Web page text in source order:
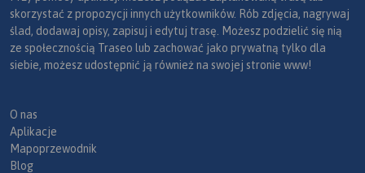
skorzystać z propozycji innych użytkowników. Rób zdjęcia, nagrywaj
ślad, dodawaj opisy, zapisuj i edytuj trasę. Możesz podzielić się nią
ze społecznością Traseo lub zachować jako prywatną tylko dla
siebie, możesz udostępnić ją również na swojej stronie www!
O nas
Aplikacje
Mapoprzewodnik
Blog